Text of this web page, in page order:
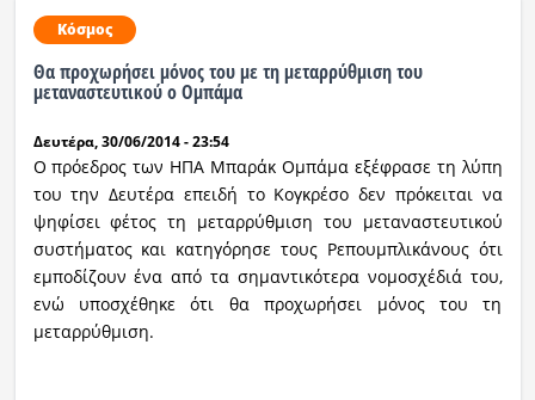
Κόσμος
Θα προχωρήσει μόνος του με τη μεταρρύθμιση του
μεταναστευτικού ο Ομπάμα
Δευτέρα, 30/06/2014 - 23:54
Ο πρόεδρος των ΗΠΑ Μπαράκ Ομπάμα εξέφρασε τη λύπη
του την Δευτέρα επειδή το Κογκρέσο δεν πρόκειται να
ψηφίσει φέτος τη μεταρρύθμιση του μεταναστευτικού
συστήματος και κατηγόρησε τους Ρεπουμπλικάνους ότι
εμποδίζουν ένα από τα σημαντικότερα νομοσχέδιά του,
ενώ υποσχέθηκε ότι θα προχωρήσει μόνος του τη
μεταρρύθμιση.